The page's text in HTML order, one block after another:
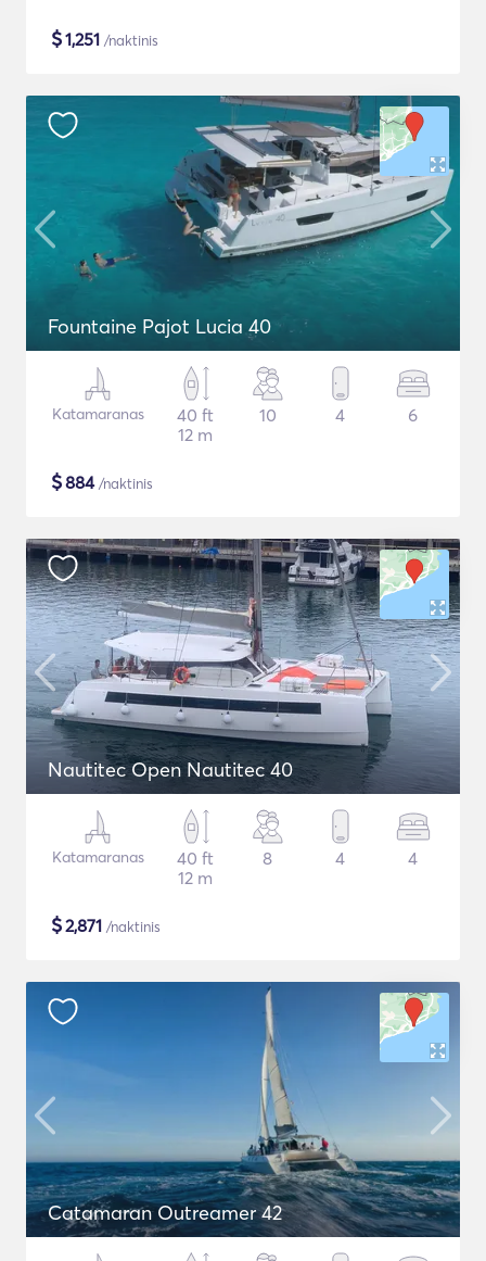
$1,251 /naktinis
Fountaine Pajot Lucia 40
Katamaranas
40 ft
12 m
10 4 6
$884/naktinis
Nautitec Open Nautitec 40
Katamaranas
40 ft
12 m
8 4 4
$2,871 /naktinis
Catamaran Outreamer 42